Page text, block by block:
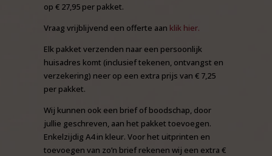
op € 27,95 per pakket.
Vraag vrijblijvend een offerte aan klik hier.
Elk pakket verzenden naar een persoonlijk
huisadres komt (inclusief tekenen, ontvangst en
verzekering) neer op een extra prijs van € 7,25
per pakket.
Wij kunnen ook een brief of boodschap, door
jullie geschreven, aan het pakket toevoegen.
Enkelzijdig A4 in kleur. Voor het uitprinten en
toevoegen van zo’n brief rekenen wij een extra €